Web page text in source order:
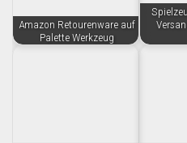
Amazon Retourenware auf
Palette Werkzeug